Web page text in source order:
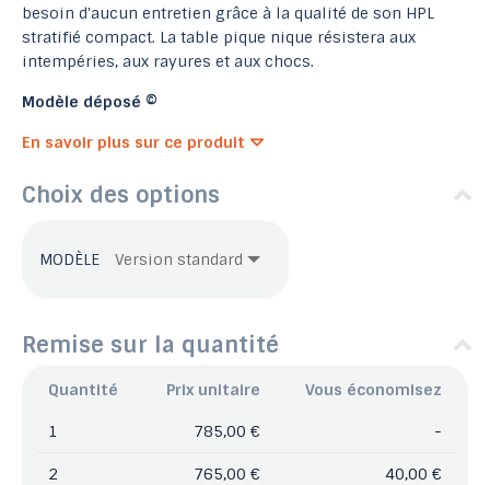
besoin d'aucun entretien grâce à la qualité de son HPL
stratifié compact. La table pique nique résistera aux
intempéries, aux rayures et aux chocs.
Modèle déposé ©
En savoir plus sur ce produit
Choix des options
MODÈLE
Remise sur la quantité
Quantité Prix unitaire Vous économisez
1 785,00 € -
2 765,00 € 40,00 €